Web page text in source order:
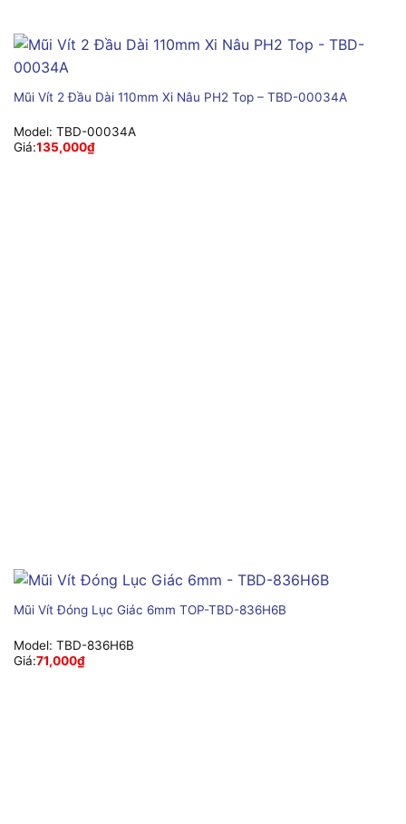
Mũi Vít 2 Đầu Dài 110mm Xi Nâu PH2 Top – TBD-00034A
Model: TBD-00034A
Giá:135,000₫
Mũi Vít Đóng Lục Giác 6mm TOP-TBD-836H6B
Model: TBD-836H6B
Giá:71,000₫